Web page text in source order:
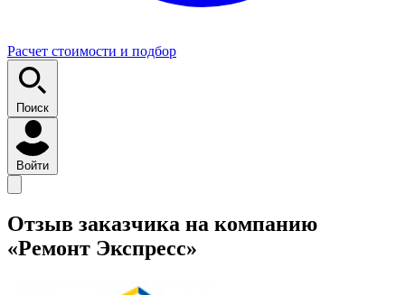
Расчет стоимости и подбор
Поиск
Войти
Отзыв заказчика на компанию
«Ремонт Экспресс»